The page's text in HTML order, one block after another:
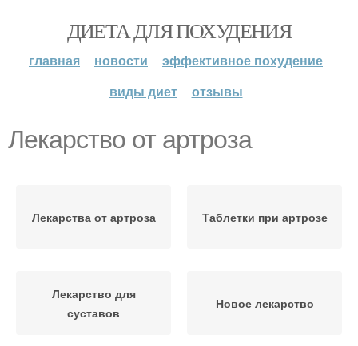
ДИЕТА ДЛЯ ПОХУДЕНИЯ
главная новости
эффективное похудение
виды диет
отзывы
Лекарство от артроза
Лекарства от артроза Таблетки при артрозе
Лекарство для
суставов
Новое лекарство